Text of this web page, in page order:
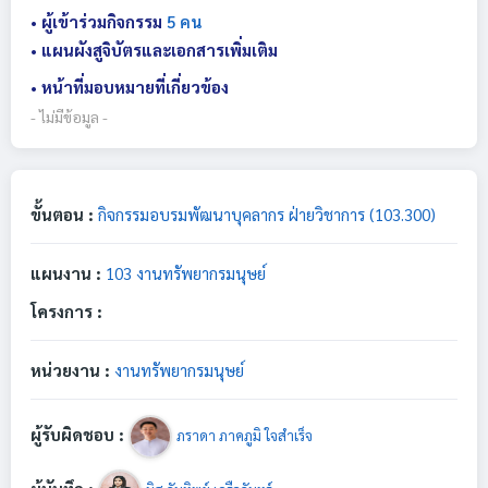
• ผู้เข้าร่วมกิจกรรม 5 คน
• แผนผังสูจิบัตรและเอกสารเพิ่มเติม
• หน้าที่มอบหมายที่เกี่ยวข้อง
- ไม่มีข้อมูล -
ขั้นตอน : กิจกรรมอบรมพัฒนาบุคลากร ฝ่ายวิชาการ (103.300)
แผนงาน : 103 งานทรัพยากรมนุษย์
โครงการ :
หน่วยงาน : งานทรัพยากรมนุษย์
ผู้รับผิดชอบ : ภราดา ภาคภูมิ ใจสำเร็จ